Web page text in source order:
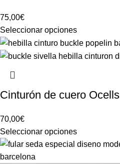
75,00€
Seleccionar opciones
Cinturón de cuero Ocells
70,00€
Seleccionar opciones